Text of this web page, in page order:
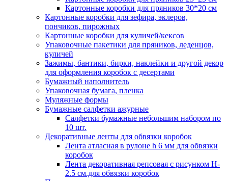
Картонные коробки для пряников 30*20 см
Картонные коробки для зефира, эклеров,
пончиков, пирожных
Картонные коробки для куличей/кексов
Упаковочные пакетики для пряников, леденцов,
куличей
Зажимы, бантики, бирки, наклейки и другой декор
для оформления коробок с десертами
Бумажный наполнитель
Упаковочная бумага, пленка
Муляжные формы
Бумажные салфетки ажурные
Салфетки бумажные небольшим набором по
10 шт.
Декоративные ленты для обвязки коробок
Лента атласная в рулоне h 6 мм для обвязки
коробок
Лента декоративная репсовая с рисунком H-
2.5 см.для обвязки коробок